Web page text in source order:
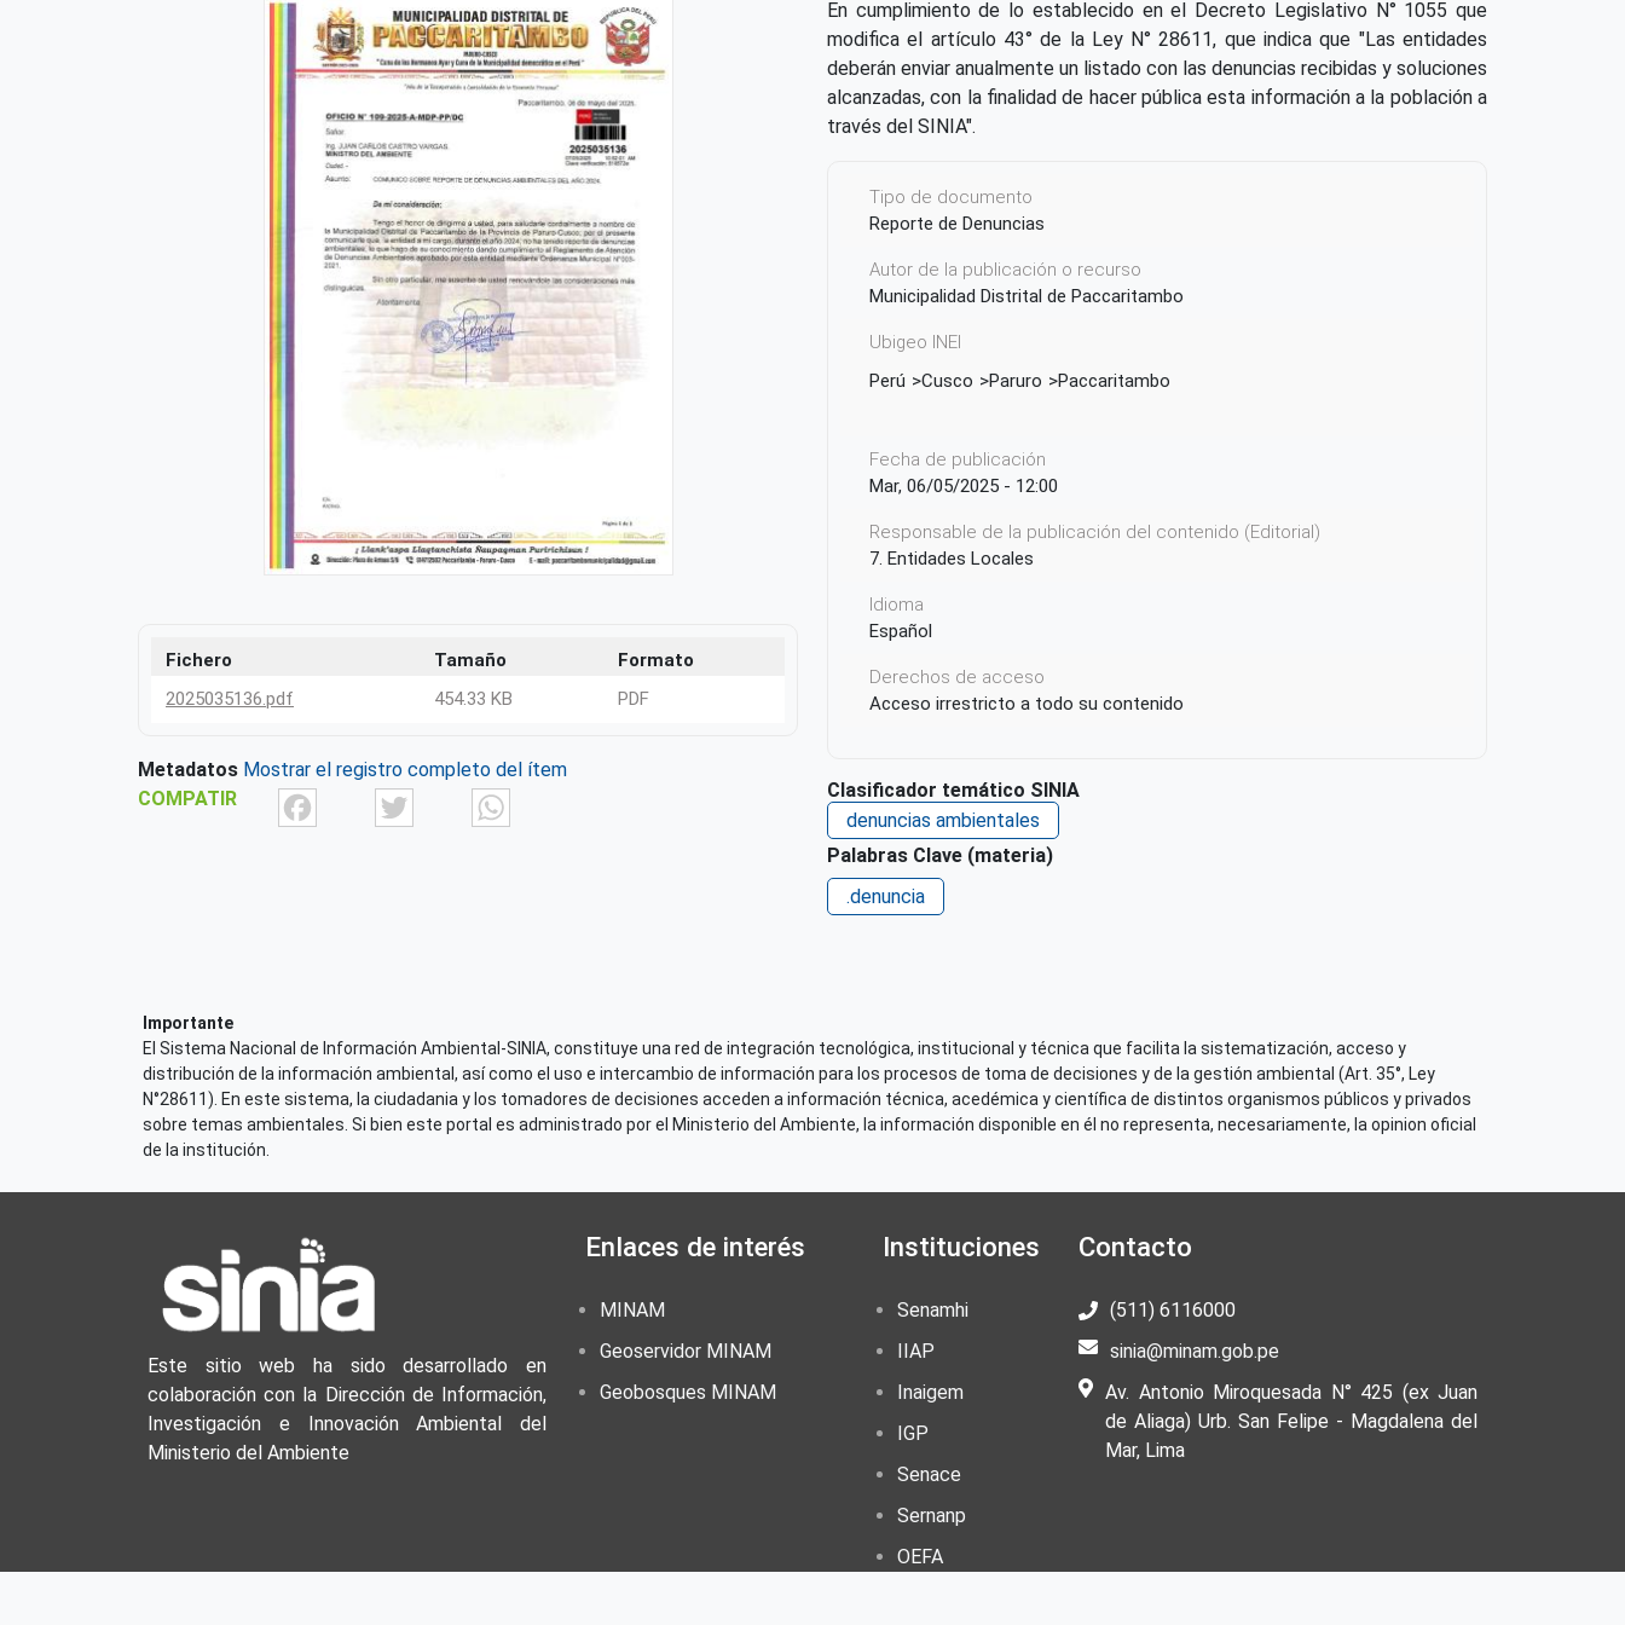
Fichero Tamaño
Formato
2025035136.pdf
454.33 KB PDF
Metadatos Mostrar el registro completo del ítem
COMPATIR
FacebookTwitter
En cumplimiento de lo establecido en el Decreto Legislativo N° 1055 que
modifica el artículo 43° de la Ley N° 28611, que indica que "Las entidades
deberán enviar anualmente un listado con las denuncias recibidas y soluciones
alcanzadas, con la finalidad de hacer pública esta información a la población a
través del SINIA".
Tipo de documento
Reporte de Denuncias
Autor de la publicación o recurso
Municipalidad Distrital de Paccaritambo
Ubigeo INEI
Perú
Cusco Paruro Paccaritambo
Fecha de publicación
Mar, 06/05/2025 - 12:00
Responsable de la publicación del contenido (Editorial)
7. Entidades Locales
Idioma
Español
Derechos de acceso
Acceso irrestricto a todo su contenido
Clasificador temático SINIA
denuncias ambientales
Palabras Clave (materia)
.denuncia
Importante
El Sistema Nacional de Información Ambiental-SINIA, constituye una red de integración tecnológica, institucional y técnica que facilita la sistematización, acceso y
distribución de la información ambiental, así como el uso e intercambio de información para los procesos de toma de decisiones y de la gestión ambiental (Art. 35°, Ley
N°28611). En este sistema, la ciudadania y los tomadores de decisiones acceden a información técnica, acedémica y científica de distintos organismos públicos y privados
sobre temas ambientales. Si bien este portal es administrado por el Ministerio del Ambiente, la información disponible en él no representa, necesariamente, la opinion oficial
de la institución.
Este sitio web ha sido desarrollado en
colaboración con la Dirección de Información,
Investigación e Innovación Ambiental del
Ministerio del Ambiente
Enlaces de interés
MINAM
Geoservidor MINAM
Geobosques MINAM
Instituciones
Senamhi
IIAP
Inaigem
IGP
Senace
Sernanp
OEFA
Contacto
(511) 6116000
sinia@minam.gob.pe
Av. Antonio Miroquesada N° 425 (ex Juan
de Aliaga) Urb. San Felipe - Magdalena del
Mar, Lima